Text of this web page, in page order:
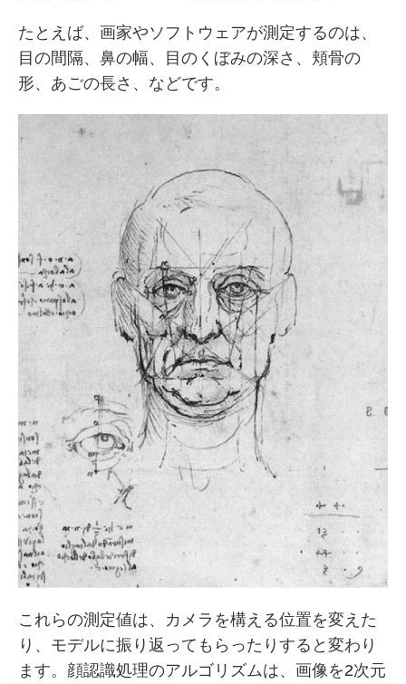
たとえば、画家やソフトウェアが測定するのは、
目の間隔、鼻の幅、目のくぼみの深さ、頬骨の
形、あごの長さ、などです。
これらの測定値は、カメラを構える位置を変えた
り、モデルに振り返ってもらったりすると変わり
ます。顔認識処理のアルゴリズムは、画像を2次元